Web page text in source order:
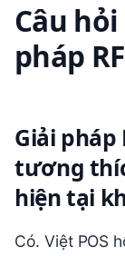
Câu
pháp
Giải pháp
tương
hiện tại
Có. Việt POS